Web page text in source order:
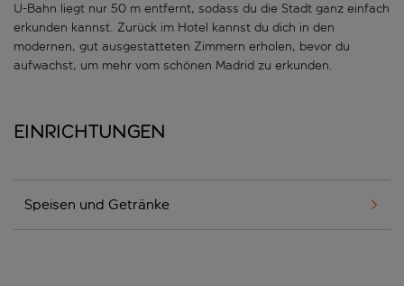
U-Bahn liegt nur 50 m entfernt, sodass du die Stadt ganz einfach
erkunden kannst. Zurück im Hotel kannst du dich in den
modernen, gut ausgestatteten Zimmern erholen, bevor du
aufwachst, um mehr vom schönen Madrid zu erkunden.
Einrichtungen
Speisen und Getränke